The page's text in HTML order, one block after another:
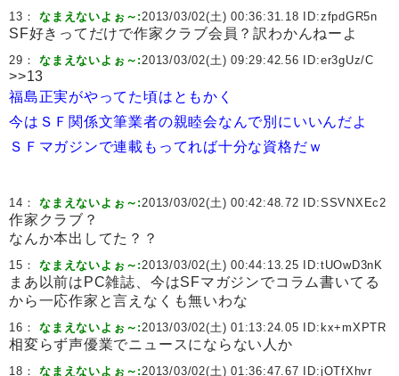
13：なまえないよぉ～:2013/03/02(土) 00:36:31.18 ID:zfpdGR5n
SF好きってだけで作家クラブ会員？訳わかんねーよ
29：なまえないよぉ～:2013/03/02(土) 09:29:42.56 ID:er3gUz/C
>>13
福島正実がやってた頃はともかく
今はＳＦ関係文筆業者の親睦会なんで別にいいんだよ
ＳＦマガジンで連載もってれば十分な資格だｗ
14：なまえないよぉ～:2013/03/02(土) 00:42:48.72 ID:SSVNXEc2
作家クラブ？
なんか本出してた？？
15：なまえないよぉ～:2013/03/02(土) 00:44:13.25 ID:tUOwD3nK
まあ以前はPC雑誌、今はSFマガジンでコラム書いてる
から一応作家と言えなくも無いわな
16：なまえないよぉ～:2013/03/02(土) 01:13:24.05 ID: kx+mXPTR
相変らず声優業でニュースにならない人か
18：なまえないよぉ～:2013/03/02(土) 01:36:47.67 ID:jOTfXhvr